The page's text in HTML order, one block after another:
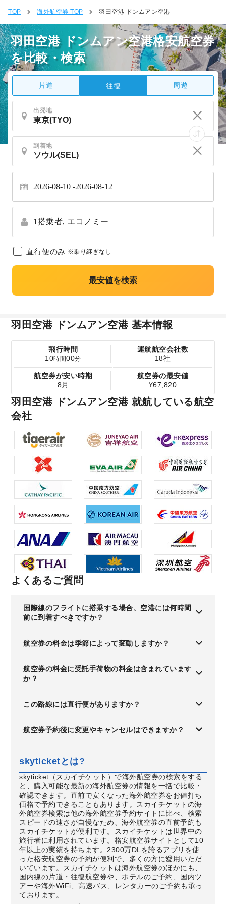
TOP 海外航空券 TOP 羽田空港 ドンムアン空港
羽田空港 ドンムアン空港格安航空券
を比較・検索
片道 往復 周遊
出発地
到着地
2026-08-10 2026-08-12
1搭乗者, エコノミー
直行便のみ ※乗り継ぎなし
最安値を検索
羽田空港 ドンムアン空港 基本情報
飛行時間
10時間00分
運航航空会社数
18社
航空券が安い時期
8月
航空券の最安値
¥67,820
羽田空港 ドンムアン空港 就航している航空
会社
よくあるご質問
国際線のフライトに搭乗する場合、空港には何時間
前に到着すべきですか？
航空券の料金は季節によって変動しますか？
航空券の料金に受託手荷物の料金は含まれています
か？
この路線には直行便がありますか？
航空券予約後に変更やキャンセルはできますか？
skyticketとは?
skyticket（スカイチケット）で海外航空券の検索をする
と、購入可能な最新の海外航空券の情報を一括で比較・
確認できます。直前で安くなった海外航空券をお値打ち
価格で予約できることもあります。スカイチケットの海
外航空券検索は他の海外航空券予約サイトに比べ、検索
スピードの速さが自慢なため、海外航空券の直前予約も
スカイチケットが便利です。スカイチケットは世界中の
旅行者に利用されています。格安航空券サイトとして10
年以上の実績を持ちます。2300万DLを誇るアプリを使
った格安航空券の予約が便利で、多くの方に愛用いただ
いています。スカイチケットは海外航空券のほかにも、
国内線の片道・往復航空券や、ホテルのご予約、国内ツ
アーや海外WiFi、高速バス、レンタカーのご予約も承っ
ております。